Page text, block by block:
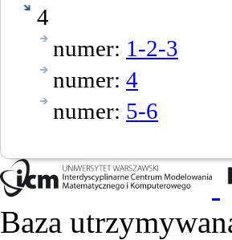
4
numer: 1-2-3
numer: 4
numer: 5-6
Baza